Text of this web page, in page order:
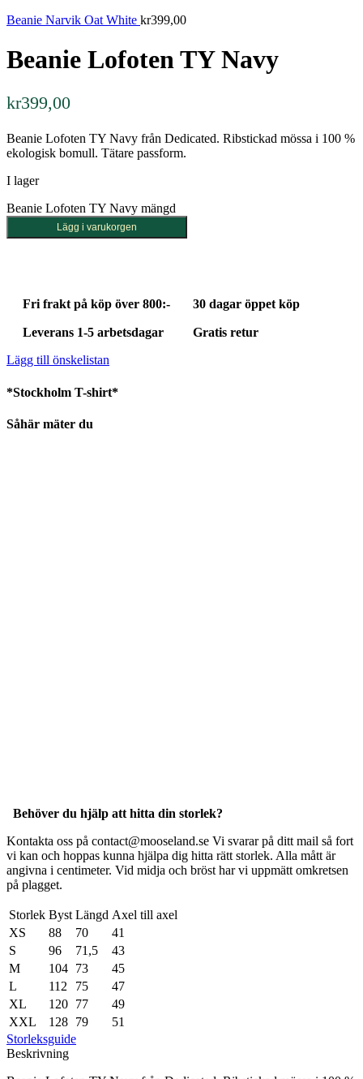
Beanie Narvik Oat White kr399,00
Beanie Lofoten TY Navy
kr399,00
Beanie Lofoten TY Navy från Dedicated. Ribstickad mössa i 100 %
ekologisk bomull. Tätare passform.
I lager
Beanie Lofoten TY Navy mängd
Lägg i varukorgen
Fri frakt på köp över 800:- 30 dagar öppet köp
Leverans 1-5 arbetsdagar
Gratis retur
Lägg till önskelistan
*Stockholm T-shirt*
Såhär mäter du
Behöver du hjälp att hitta din storlek?
Kontakta oss på contact@mooseland.se Vi svarar på ditt mail så fort
vi kan och hoppas kunna hjälpa dig hitta rätt storlek. Alla mått är
angivna i centimeter. Vid midja och bröst har vi uppmätt omkretsen
på plagget.
Storlek Byst Längd Axel till axel
XS
88 70
41
S
96 71,5
43
M
104 73
45
L
112 75
47
XL
120 77
49
XXL
128 79
51
Storleksguide
Beskrivning